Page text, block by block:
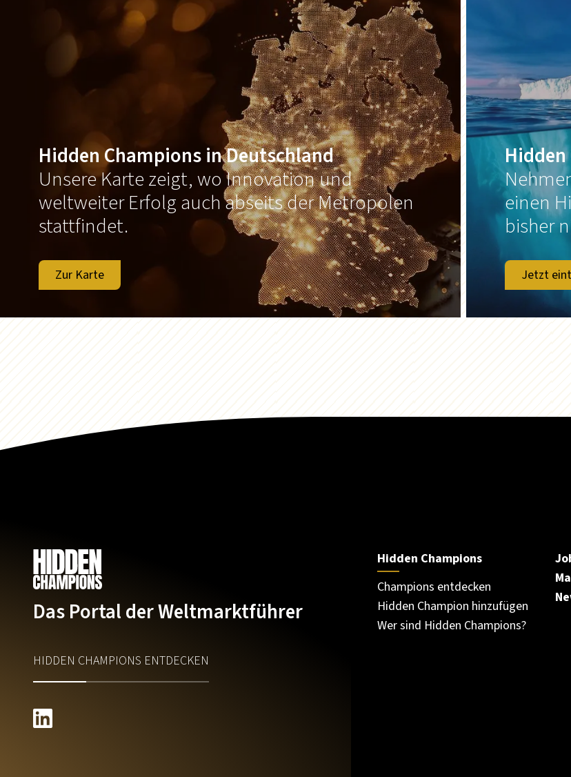
Hidden Champions in Deutschland
Unsere Karte zeigt, wo Innovation und
weltweiter Erfolg auch abseits der Metropolen
stattfindet.
Zur Karte
einen
bisher
Jetzt
Das Portal der Weltmarktführer
HIDDEN CHAMPIONS ENTDECKEN
Hidden Champions
Champions entdecken
Hidden Champion hinzufügen
Wer sind Hidden Champions?